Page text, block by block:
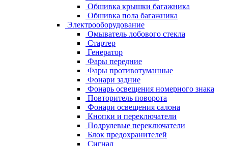
Обшивка крышки багажника
Обшивка пола багажника
Электрооборудование
Омыватель лобового стекла
Стартер
Генератор
Фары передние
Фары противотуманные
Фонари задние
Фонарь освещения номерного знака
Повторитель поворота
Фонари освещения салона
Кнопки и переключатели
Подрулевые переключатели
Блок предохранителей
Сигнал